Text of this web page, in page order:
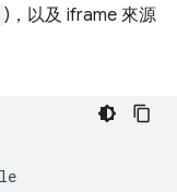
)，以及 iframe 來源